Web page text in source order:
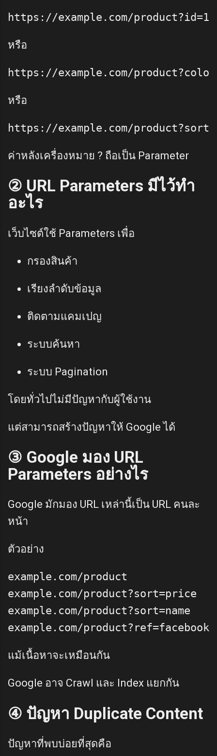
หรือ
หรือ
ค่าหลังเครื่องหมาย ? ถือเป็น Parameter
② URL Parameters มีไว้ทำ
อะไร
เว็บไซต์ใช้ Parameters เพื่อ
กรองสินค้า
เรียงลำดับข้อมูล
ติดตามแคมเปญ
ระบบค้นหา
ระบบ Pagination
โดยทั่วไปไม่มีปัญหากับผู้ใช้งาน
แต่สามารถสร้างปัญหาให้ Google ได้
③ Google มอง URL
Parameters อย่างไร
Google มักมอง URL เหล่านี้เป็น URL คนละ
หน้า
ตัวอย่าง
example.com/product
example.com/product?sort=price
example.com/product?sort=name
แม้เนื้อหาจะเหมือนกัน
Google อาจ Crawl และ Index แยกกัน
④ ปัญหา Duplicate Content
ปัญหาที่พบบ่อยที่สุดคือ